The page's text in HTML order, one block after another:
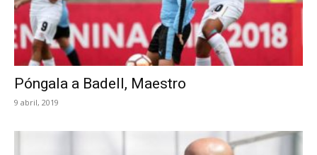
Póngala a Badell, Maestro
9 abril, 2019